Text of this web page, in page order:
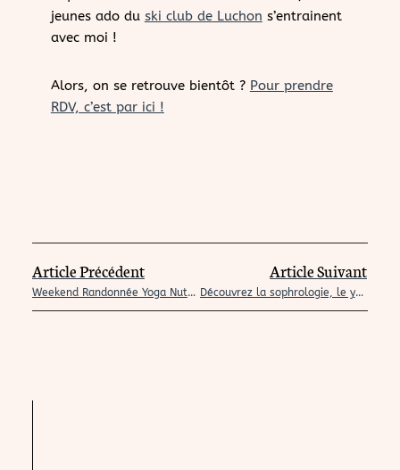
jeunes ado du ski club de Luchon s’entrainent
avec moi !
Alors, on se retrouve bientôt ? Pour prendre
RDV, c’est par ici !
Article Précédent
Weekend Randonnée Yoga Nutrition dans les Pyrénées
Article Suivant
Découvrez la sophrologie, le yoga, et les massages, ici dans les Pyrénées : des outils pour retrouver l’équilibre intérieur